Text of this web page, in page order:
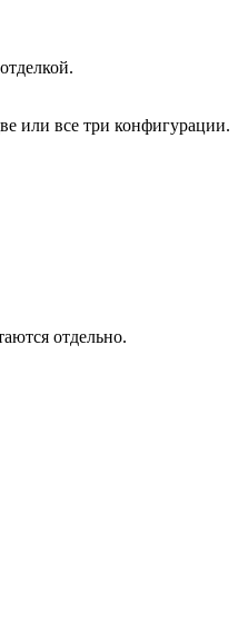
или все три конфигурации.
отдельно.